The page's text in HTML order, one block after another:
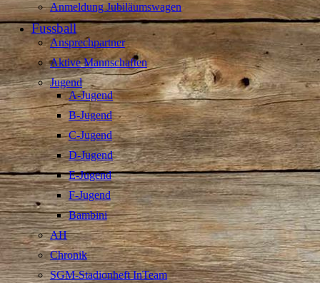
Anmeldung Jubiläumswagen
Fussball
Ansprechpartner
Aktive Mannschaften
Jugend
A-Jugend
B-Jugend
C-Jugend
D-Jugend
E-Jugend
F-Jugend
Bambini
AH
Chronik
SGM-Stadionheft InTeam